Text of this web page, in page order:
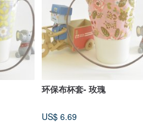
环保布杯套- 玫瑰
US$ 6.69